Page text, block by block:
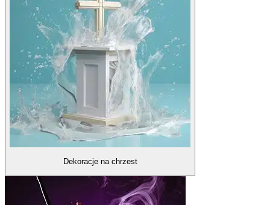
Dekoracje na chrzest